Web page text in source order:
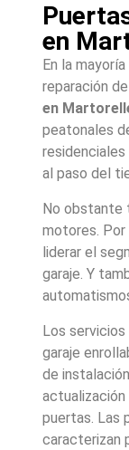
en
En la
reparación
en
peatonales
al paso del
No obstante
motores.
liderar el
garaje. Y
Los
garaje
de
puertas. Las
caracterizan